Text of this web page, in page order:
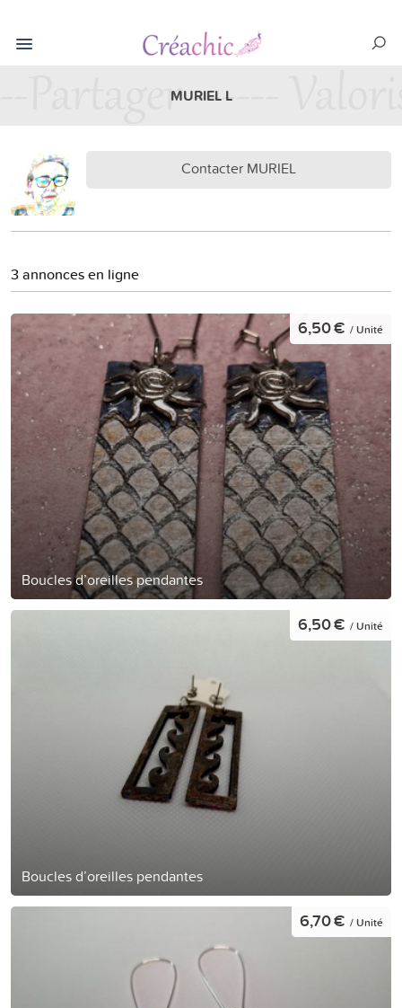
MURIEL L
Contacter MURIEL
3 annonces en ligne
Boucles d’oreilles pendantes
6,50 € / Unité
Boucles d’oreilles pendantes
6,50 € / Unité
6,70 € / Unité